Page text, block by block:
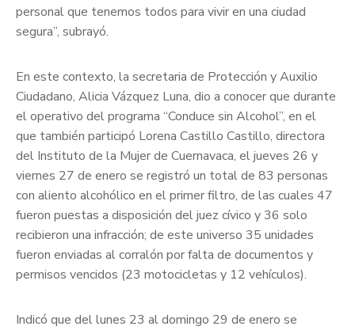
personal que tenemos todos para vivir en una ciudad
segura”, subrayó.
En este contexto, la secretaria de Protección y Auxilio
Ciudadano, Alicia Vázquez Luna, dio a conocer que durante
el operativo del programa “Conduce sin Alcohol”, en el
que también participó Lorena Castillo Castillo, directora
del Instituto de la Mujer de Cuernavaca, el jueves 26 y
viernes 27 de enero se registró un total de 83 personas
con aliento alcohólico en el primer filtro, de las cuales 47
fueron puestas a disposición del juez cívico y 36 solo
recibieron una infracción; de este universo 35 unidades
fueron enviadas al corralón por falta de documentos y
permisos vencidos (23 motocicletas y 12 vehículos).
Indicó que del lunes 23 al domingo 29 de enero se